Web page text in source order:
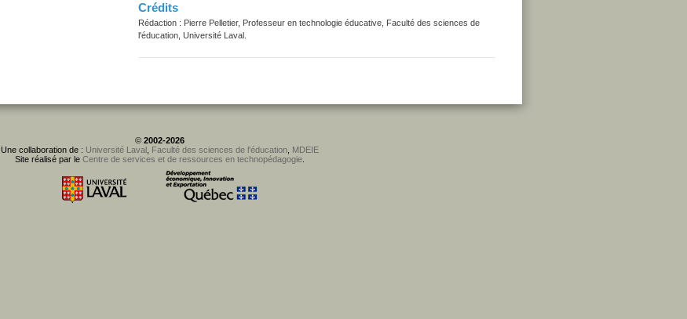
Crédits
Rédaction : Pierre Pelletier, Professeur en technologie éducative, Faculté des sciences de
l'éducation, Université Laval.
© 2002-2026
Une collaboration de : Université Laval, Faculté des sciences de l'éducation, MDEIE
Site réalisé par le Centre de services et de ressources en technopédagogie.